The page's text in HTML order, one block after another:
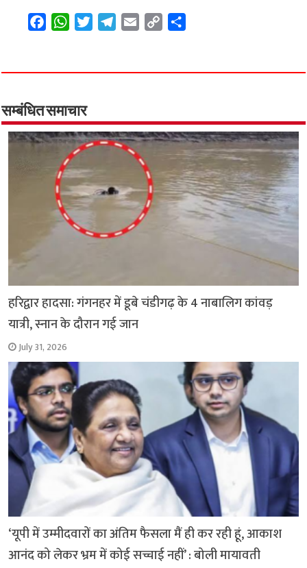
F
e
o
o
k
W
t
A
p
p
T
t
r
T
e
a
m
E
i
C
y
n
k
r
सम्बंधित समाचार
हरिद्वार हादसा: गंगनहर में डूबे चंडीगढ़ के 4 नाबालिग कांवड़
यात्री, स्नान के दौरान गई जान
July 31, 2026
‘यूपी में उम्मीदवारों का अंतिम फैसला मैं ही कर रही हूं, आकाश
आनंद को लेकर भ्रम में कोई सच्चाई नहीं’ : बोली मायावती